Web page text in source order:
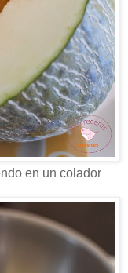
en un colador